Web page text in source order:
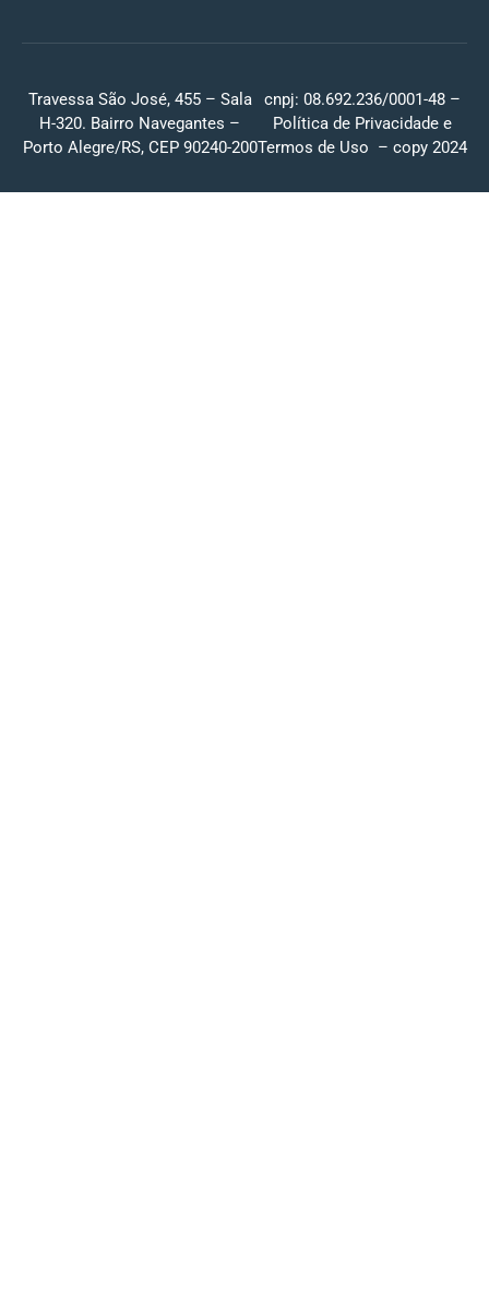
Travessa São José, 455 – Sala
H-320. Bairro Navegantes –
Porto Alegre/RS, CEP 90240-200
cnpj: 08.692.236/0001-48 –
Política de Privacidade e
Termos de Uso – copy 2024